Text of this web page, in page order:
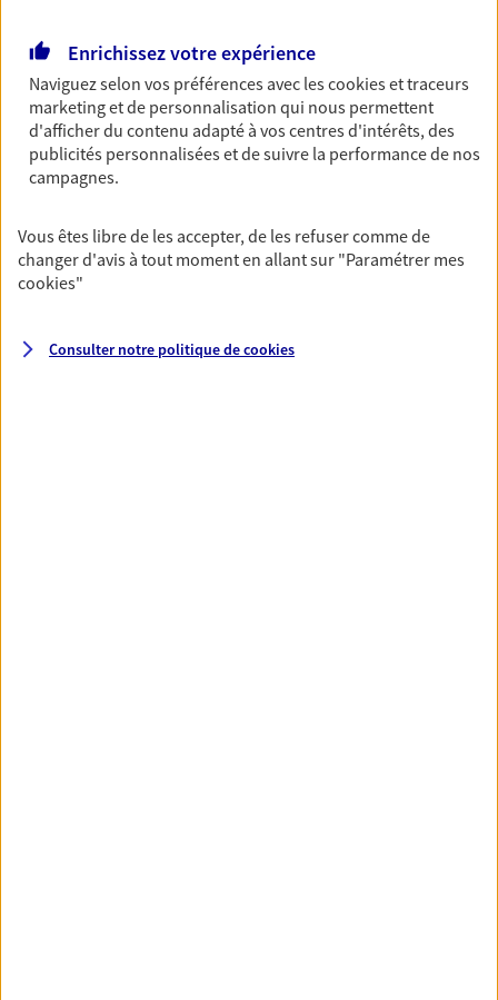
Préparez sereinement ce nouveau chapitre de
votre vie avec les conseils d'un expert. Découvrez
notre solution PER (Plan Epargne Retraite)
spécialement conçue pour la retraite.
Couvrez vos dépenses de santé ainsi que celles de
votre famille avec la complémentaire santé qui
vous ressemble.
Prévoyance
Enrichissez votre expérience
Naviguez selon vos préférences avec lescookies et traceurs
marketing et de personnalisation qui nous permettent
d'afficher du contenu adapté à vos centres d'intérêts, des
publicités personnalisées et de suivre la performance de nos
campagnes.
Vous êtes libre de les accepter, de les refuser comme de
changer d'avis à tout moment en allant sur "Paramétrer mes
cookies"
Consulter notre politique decookies